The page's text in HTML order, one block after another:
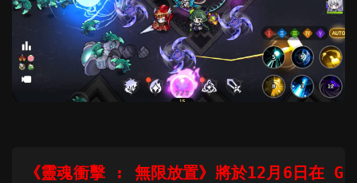
《靈魂衝擊 : 無限放置》將於12月6日